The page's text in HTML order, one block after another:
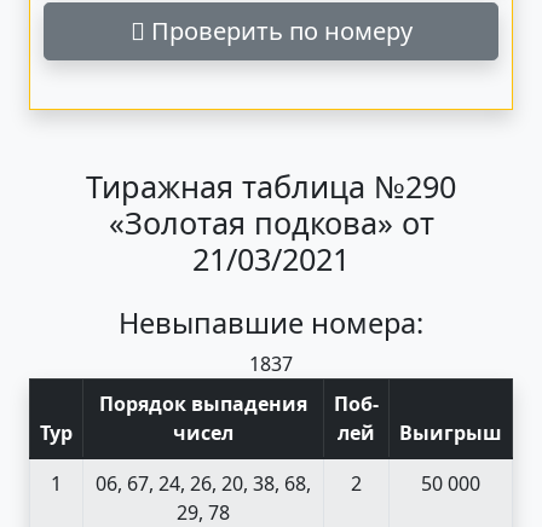
Проверить по номеру
Тиражная таблица №290
«Золотая подкова» от
21/03/2021
Невыпавшие номера:
1837
Тур
Порядок выпадения
чисел
Поб-
лей
Выигрыш
1
06, 67, 24, 26, 20, 38, 68,
29, 78
2 50 000